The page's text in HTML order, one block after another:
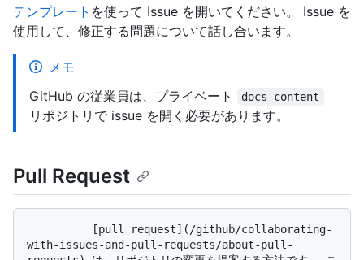
テンプレート を使って Issue を開いてください。 Issue を
使用して、修正する問題について話し合います。
メモ
GitHub の従業員は、プライベート
docs-content
リポジトリで issue を開く必要があります。
Pull Request
with-issues-and-pull-requests/about-pull-